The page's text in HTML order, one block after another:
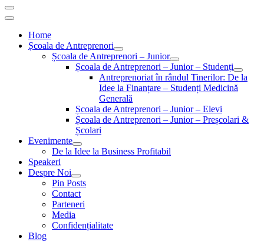
Home
Școala de Antreprenori
Școala de Antreprenori – Junior
Școala de Antreprenori – Junior – Studenți
Antreprenoriat în rândul Tinerilor: De la
Idee la Finanțare – Studenți Medicină
Generală
Școala de Antreprenori – Junior – Elevi
Școala de Antreprenori – Junior – Preșcolari &
Școlari
Evenimente
De la Idee la Business Profitabil
Speakeri
Despre Noi
Pin Posts
Contact
Parteneri
Media
Confidențialitate
Blog